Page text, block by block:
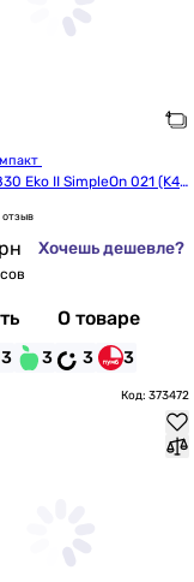
Eko II SimpleOn 021 (K44
отзыв
Хочешь дешевле?
О товаре
3 3 3 3
Код: 373472